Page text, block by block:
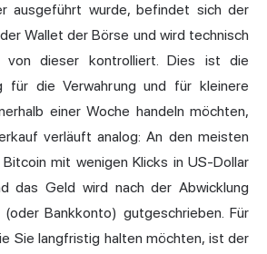
ausgeführt wurde, befindet sich der
Wallet der Börse und wird technisch
von dieser kontrolliert. Dies ist die
für die Verwahrung und für kleinere
einer Woche handeln möchten,
verläuft analog: An den meisten
mit wenigen Klicks in US-Dollar
das Geld wird nach der Abwicklung
Bankkonto) gutgeschrieben. Für
Sie langfristig halten möchten, ist der